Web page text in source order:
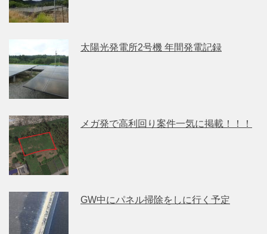
太陽光発電所2号機 年間発電記録
メガ発で高利回り案件一気に掲載！！！
GW中にパネル掃除をしに行く予定